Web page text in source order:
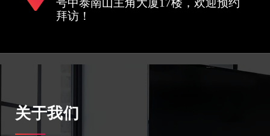
号中泰南山主角大厦17楼，欢迎预约
拜访！
关于我们